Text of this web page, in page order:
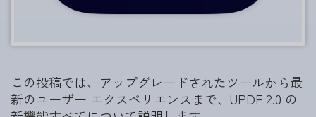
この投稿では、アップグレードされたツールから最
新のユーザー エクスペリエンスまで、UPDF 2.0 の